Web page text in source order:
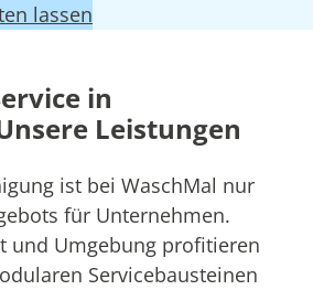
lassen
in
Leistungen
ist bei WaschMal nur
für Unternehmen.
und Umgebung profitieren
Servicebausteinen